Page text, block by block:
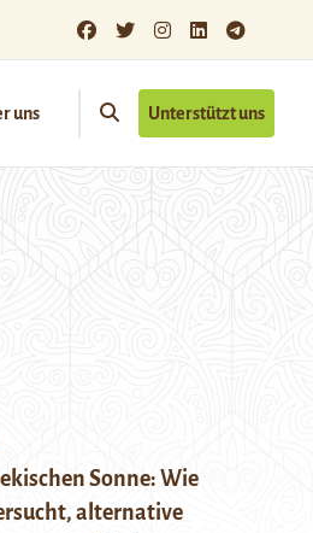
uns Unterstützt uns
Sonne: Wie
alternative